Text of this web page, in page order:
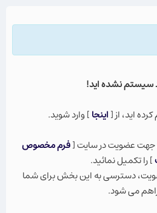
سيستم نشده ايد!
ايد، از [اينجا] وارد شويد.
جهت عضویت در سایت [فرم مخصوص
] را تکمیل نمائید.
دسترسی به این بخش برای شما
می شود.